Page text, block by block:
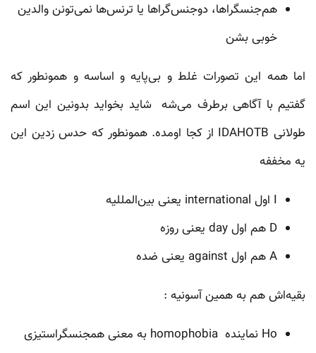
هم‌جنسگراها، دوجنس‌گراها یا ترنس‌ها نمی‌تونن والدین
خوبی بشن
اما همه این تصورات غلط و بی‌پایه و اساسه و همونطور که
گفتیم با آگاهی برطرف می‌شه شاید بخواید بدونین این اسم
طولانی IDAHOTB از کجا اومده. همونطور که حدس زدین این
یه مخففه
I اول international یعنی بین‌المللیه
D هم اول day یعنی روزه
A هم اول against یعنی ضده
بقیه‌اش هم به همین آسونیه :
Ho نماینده homophobia به معنی همجنسگراستیزی